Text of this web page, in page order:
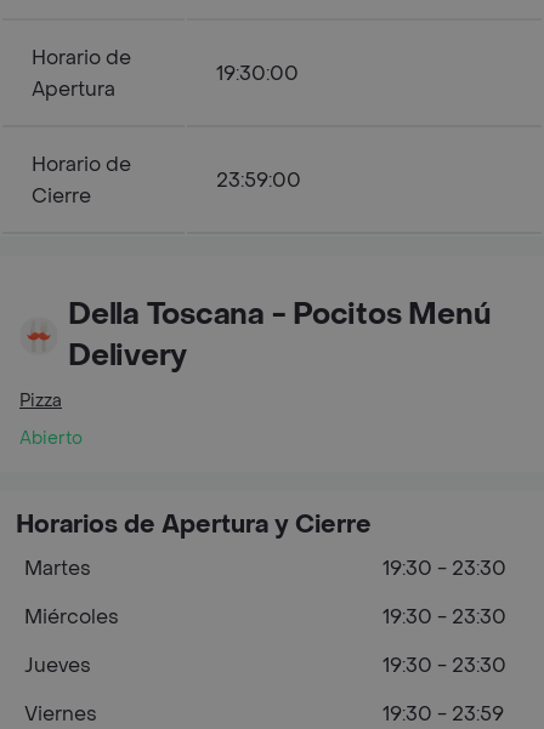
Horario de
Apertura
19:30:00
Horario de
Cierre
23:59:00
Della Toscana - Pocitos Menú
Delivery
Pizza
Abierto
Horarios de Apertura y Cierre
Martes
19:30 - 23:30
Miércoles
19:30 - 23:30
Jueves
19:30 - 23:30
Viernes
19:30 - 23:59